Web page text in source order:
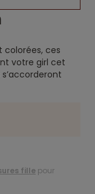
ces
votre girl cet
fille pour